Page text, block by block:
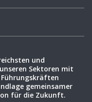
und
Sektoren mit
gemeinsamer
für die Zukunft.